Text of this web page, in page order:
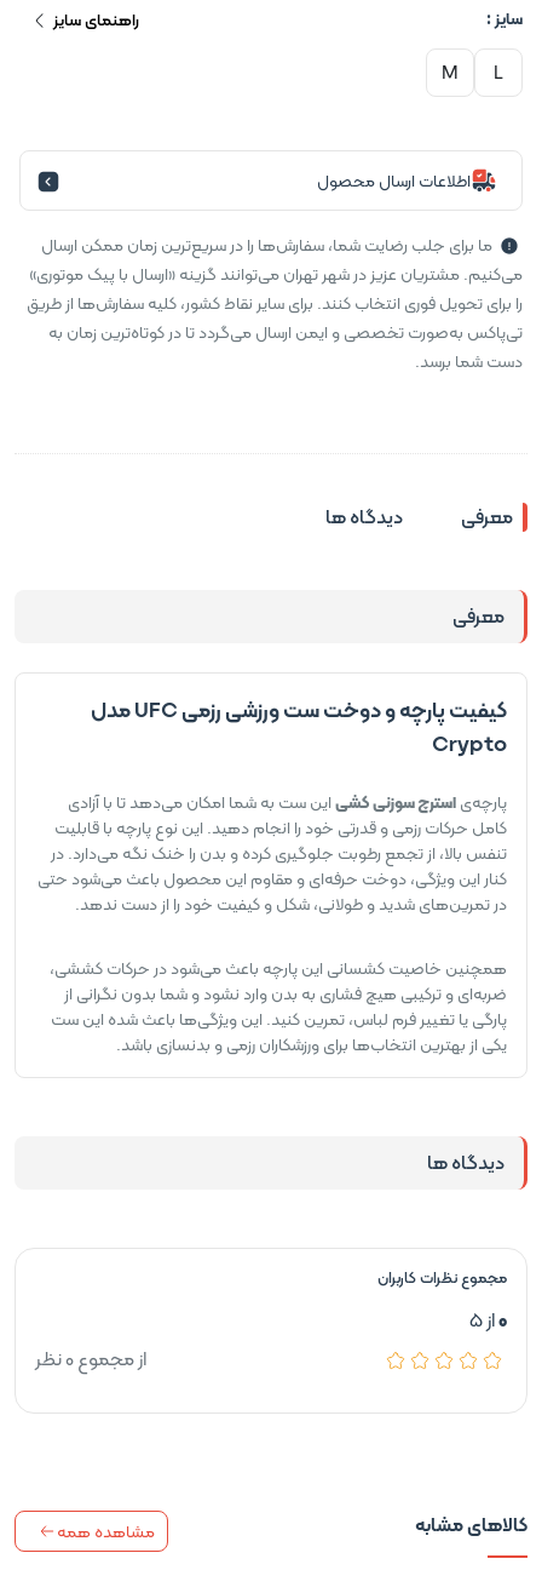
سایز : راهنمای سایز
L
M
اطلاعات ارسال محصول
ما برای جلب رضایت شما، سفارش‌ها را در سریع‌ترین زمان ممکن ارسال
می‌کنیم. مشتریان عزیز در شهر تهران می‌توانند گزینه «ارسال با پیک موتوری»
را برای تحویل فوری انتخاب کنند. برای سایر نقاط کشور، کلیه سفارش‌ها از طریق
تی‌پاکس به‌صورت تخصصی و ایمن ارسال می‌گردد تا در کوتاه‌ترین زمان به
دست شما برسد.
معرفی دیدگاه ها
معرفی
کیفیت پارچه و دوخت ست ورزشی رزمی UFC مدل
Crypto
پارچه‌یاسترچ سوزنی کشیاین ست به شما امکان می‌دهد تا با آزادی
کامل حرکات رزمی و قدرتی خود را انجام دهید. این نوع پارچه با قابلیت
تنفس بالا، از تجمع رطوبت جلوگیری کرده و بدن را خنک نگه می‌دارد. در
کنار این ویژگی، دوخت حرفه‌ای و مقاوم این محصول باعث می‌شود حتی
در تمرین‌های شدید و طولانی، شکل و کیفیت خود را از دست ندهد.
همچنین خاصیت کشسانی این پارچه باعث می‌شود در حرکات کششی،
ضربه‌ای و ترکیبی هیچ فشاری به بدن وارد نشود و شما بدون نگرانی از
پارگی یا تغییر فرم لباس، تمرین کنید. این ویژگی‌ها باعث شده این ست
یکی از بهترین انتخاب‌ها برای ورزشکاران رزمی و بدنسازی باشد.
کالاهای مشابه مشاهده همه
دیدگاه ها
مجموع نظرات کاربران
0از 5
از مجموع 0 نظر